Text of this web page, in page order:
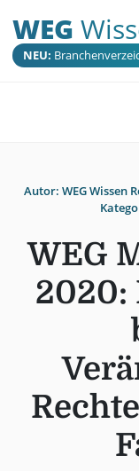
WEG
NEU:
Autor: WEG Wissen
WEG
2020: